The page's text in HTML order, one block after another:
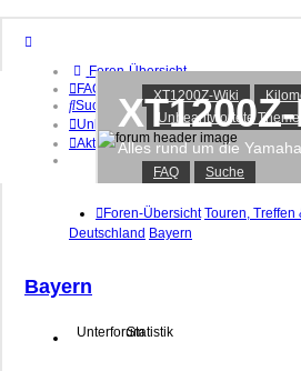
Foren-Übersicht
FAQ
Suche
Unbeantwortete Themen
Aktive Themen
Registrieren
XT1200Z-Wiki
Unbeantwortete
Alles rund um die
FAQ Suche
Foren-Übersicht Touren, Treffen
Deutschland Bayern
Bayern
UnterforumStatistik